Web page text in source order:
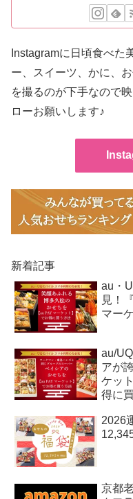
Instagramに日頃食べた
ー、スイーツ、かに、
を撮るのが下手なので
ローお願いします♪
新着記事
au・
見！
マー
au/
アが
ケッ
得に
2026
京都